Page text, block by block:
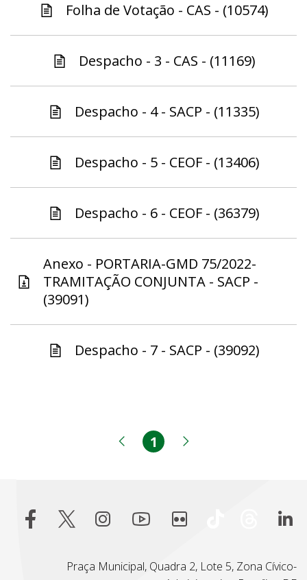
Folha de Votação - CAS - (10574)
Despacho - 3 - CAS - (11169)
Despacho - 4 - SACP - (11335)
Despacho - 5 - CEOF - (13406)
Despacho - 6 - CEOF - (36379)
Anexo - PORTARIA-GMD 75/2022-
TRAMITAÇÃO CONJUNTA - SACP -
(39091)
Despacho - 7 - SACP - (39092)
Página anterior
Página
1
Praça Municipal, Quadra 2, Lote 5, Zona Cívico-